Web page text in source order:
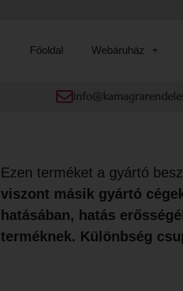
Főoldal Webáruház
Ezen terméket a gyártó
viszont másik gyártó
hatásában, hatás
terméknek. Különbség